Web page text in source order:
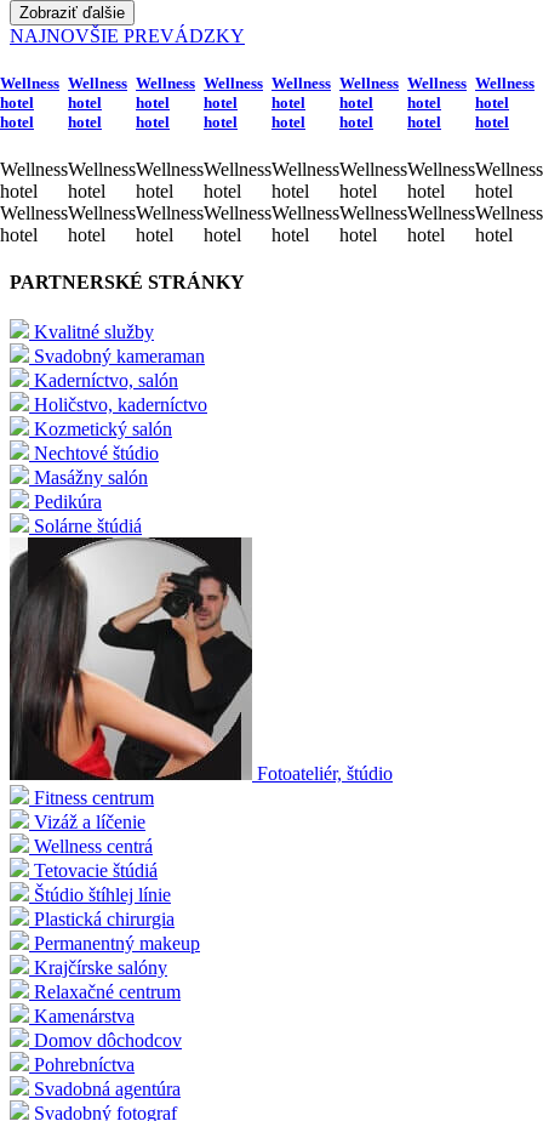
Zobraziť ďalšie
NAJNOVŠIE PREVÁDZKY
Wellness
hotel
hotel
Wellness
hotel
Wellness
hotel
Wellness
hotel
hotel
Wellness
hotel
Wellness
hotel
Wellness
hotel
hotel
Wellness
hotel
Wellness
hotel
Wellness
hotel
hotel
Wellness
hotel
Wellness
hotel
Wellness
hotel
hotel
Wellness
hotel
Wellness
hotel
Wellness
hotel
hotel
Wellness
hotel
Wellness
hotel
Wellness
hotel
hotel
Wellness
hotel
Wellness
hotel
Wellness
hotel
hotel
Wellness
hotel
Wellness
hotel
PARTNERSKÉ STRÁNKY
Kvalitné služby
Svadobný kameraman
Kaderníctvo, salón
Holičstvo, kaderníctvo
Kozmetický salón
Nechtové štúdio
Masážny salón
Pedikúra
Solárne štúdiá
Fotoateliér, štúdio
Fitness centrum
Vizáž a líčenie
Wellness centrá
Tetovacie štúdiá
Štúdio štíhlej línie
Plastická chirurgia
Permanentný makeup
Krajčírske salóny
Relaxačné centrum
Kamenárstva
Domov dôchodcov
Pohrebníctva
Svadobná agentúra
Svadobný fotograf